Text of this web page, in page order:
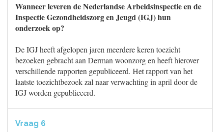
Wanneer leveren de Nederlandse Arbeidsinspectie en de
Inspectie Gezondheidszorg en Jeugd (IGJ) hun
onderzoek op?
De IGJ heeft afgelopen jaren meerdere keren toezicht
bezoeken gebracht aan Derman woonzorg en heeft hierover
verschillende rapporten gepubliceerd. Het rapport van het
laatste toezichtbezoek zal naar verwachting in april door de
IGJ worden gepubliceerd.
Vraag 6